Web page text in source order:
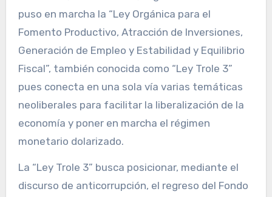
puso en marcha la “Ley Orgánica para el
Fomento Productivo, Atracción de Inversiones,
Generación de Empleo y Estabilidad y Equilibrio
Fiscal”, también conocida como “Ley Trole 3”
pues conecta en una sola vía varias temáticas
neoliberales para facilitar la liberalización de la
economía y poner en marcha el régimen
monetario dolarizado.
La “Ley Trole 3” busca posicionar, mediante el
discurso de anticorrupción, el regreso del Fondo